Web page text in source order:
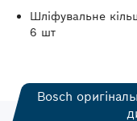
Шліфувальне
6 шт
Bosch